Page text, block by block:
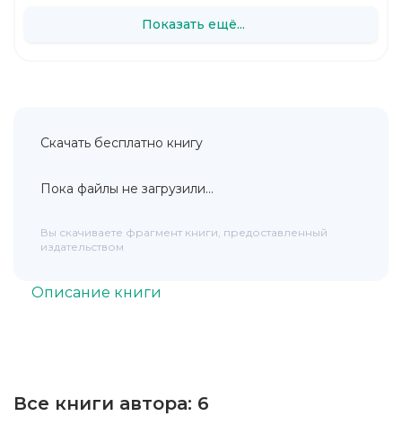
Описание книги
Все книги автора: 6
Показать ещё...
Скачать бесплатно книгу
Пока файлы не загрузили...
Вы скачиваете фрагмент книги, предоставленный
издательством